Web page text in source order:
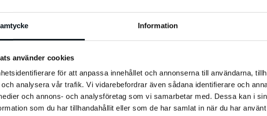
Information
använder cookies
för att anpassa innehållet och annonserna till användarna,
analysera vår trafik. Vi vidarebefordrar även sådana identifierare och
och annons- och analysföretag som vi samarbetar med. Dessa kan i
som du har tillhandahållit eller som de har samlat in när du har